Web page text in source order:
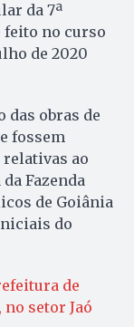
da 7ª
feito no curso
de 2020
das obras de
fossem
ao
Fazenda
de Goiânia
do
de
setor Jaó